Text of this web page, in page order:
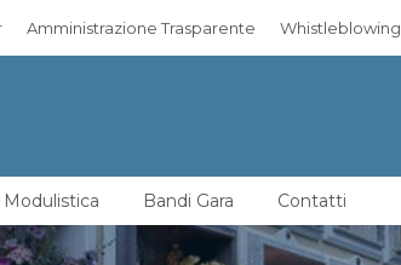
Amministrazione Trasparente Whistleblowing
Modulistica Bandi Gara Contatti